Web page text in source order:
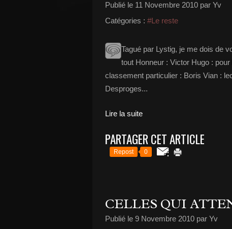
Publié le 11 Novembre 2010 par Yv
Catégories : #Le reste
Tagué par Lystig, je me dois de
tout Honneur : Victor Hugo :
classement particulier : Boris Vian :
Desproges...
Lire la suite
PARTAGER CET ARTICLE
Repost 0
CELLES QUI
Publié le 9 Novembre 2010 par Yv